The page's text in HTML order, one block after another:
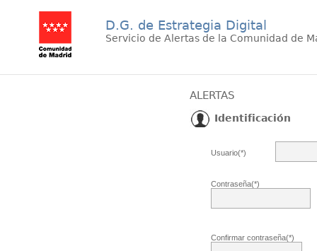
D.G. de Estrategia Digital
Servicio de Alertas de la Comunidad de
ALERTAS
Identificación
Usuario(*)
Contraseña(*)
Confirmar contraseña(*)